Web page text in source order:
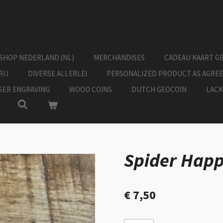
NEDERLAND (NL) MERCHANDISES
CADEAU KAART
DIVERSE ALLERLEI
PERSONALIZED PRODUCT AS
ENGRAVING WOOD COINS DUTCH GEOCOIN
Spider
€ 7,50